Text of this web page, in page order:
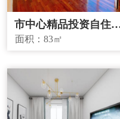
市中心精品投资自住
宜房源
面积：83㎡